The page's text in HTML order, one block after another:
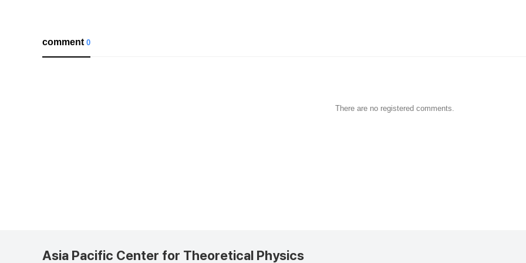
comment0
There are no registered comments.
Asia Pacific Center for Theoretical Physics